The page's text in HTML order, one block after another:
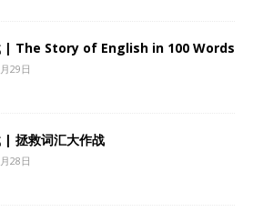
| The Story of English in 100 Words
29日
| 拯救词汇大作战
28日